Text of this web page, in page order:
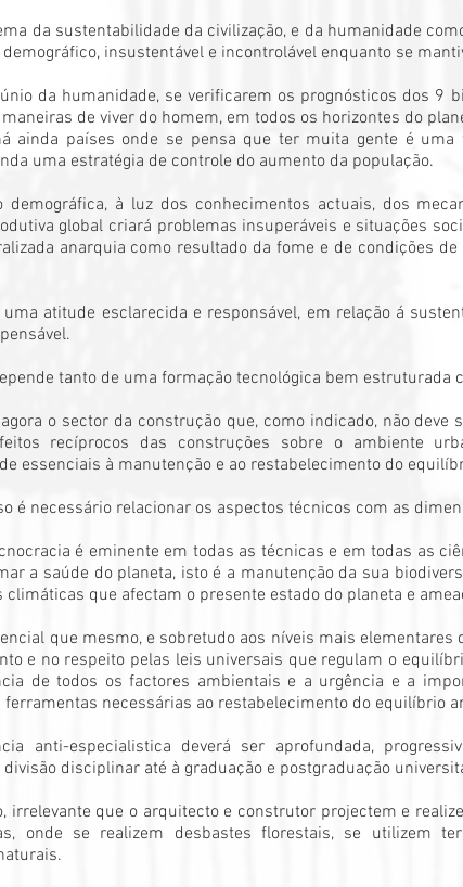
da sustentabilidade da civilização, e da humanidade
insustentável e incontrolável enquanto se
da humanidade, se verificarem os prognósticos dos 9
de viver do homem, em todos os horizontes do
ainda países onde se pensa que ter muita gente é
uma estratégia de controle do aumento da população.
demográfica, à luz dos conhecimentos actuais, dos
global criará problemas insuperáveis e situações
anarquia como resultado da fome e de condições
atitude esclarecida e responsável, em relação á
tanto de uma formação tecnológica bem estruturada
o sector da construção que, como indicado, não
recíprocos das construções sobre o ambiente
essenciais à manutenção e ao restabelecimento do
é necessário relacionar os aspectos técnicos com as
é eminente em todas as técnicas e em todas as
a saúde do planeta, isto é a manutenção da sua
climáticas que afectam o presente estado do planeta e
que mesmo, e sobretudo aos níveis mais
e no respeito pelas leis universais que regulam o
de todos os factores ambientais e a urgência e a
ferramentas necessárias ao restabelecimento do equilíbrio
anti-especialistica deverá ser aprofundada,
disciplinar até à graduação e postgraduação
irrelevante que o arquitecto e construtor projectem e
onde se realizem desbastes florestais, se utilizem